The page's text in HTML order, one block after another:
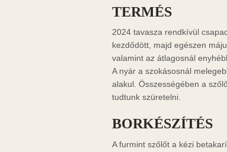
TERMÉS
2024 tavasza rendkívül
kezdődött, majd egészen
valamint az átlagosnál
A nyár a szokásosnál
alakul. Összességében a
tudtunk szüretelni.
BORKÉSZÍTÉS
A furmint szőlőt a kézi